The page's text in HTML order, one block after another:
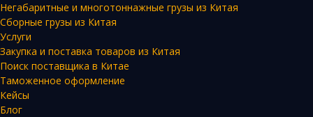
Негабаритные и многотоннажные грузы из Китая
Сборные грузы из Китая
Услуги
Закупка и поставка товаров из Китая
Поиск поставщика в Китае
Таможенное оформление
Кейсы
Блог